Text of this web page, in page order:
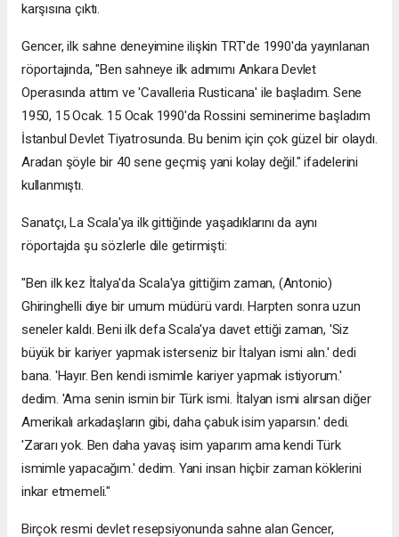
karşısına çıktı.
Gencer, ilk sahne deneyimine ilişkin TRT'de 1990'da yayınlanan
röportajında, "Ben sahneye ilk adımımı Ankara Devlet
Operasında attım ve 'Cavalleria Rusticana' ile başladım. Sene
1950, 15 Ocak. 15 Ocak 1990'da Rossini seminerime başladım
İstanbul Devlet Tiyatrosunda. Bu benim için çok güzel bir olaydı.
Aradan şöyle bir 40 sene geçmiş yani kolay değil." ifadelerini
kullanmıştı.
Sanatçı, La Scala'ya ilk gittiğinde yaşadıklarını da aynı
röportajda şu sözlerle dile getirmişti:
"Ben ilk kez İtalya'da Scala'ya gittiğim zaman, (Antonio)
Ghiringhelli diye bir umum müdürü vardı. Harpten sonra uzun
seneler kaldı. Beni ilk defa Scala'ya davet ettiği zaman, 'Siz
büyük bir kariyer yapmak isterseniz bir İtalyan ismi alın.' dedi
bana. 'Hayır. Ben kendi ismimle kariyer yapmak istiyorum.'
dedim. 'Ama senin ismin bir Türk ismi. İtalyan ismi alırsan diğer
Amerikalı arkadaşların gibi, daha çabuk isim yaparsın.' dedi.
'Zararı yok. Ben daha yavaş isim yaparım ama kendi Türk
ismimle yapacağım.' dedim. Yani insan hiçbir zaman köklerini
inkar etmemeli."
Birçok resmi devlet resepsiyonunda sahne alan Gencer,